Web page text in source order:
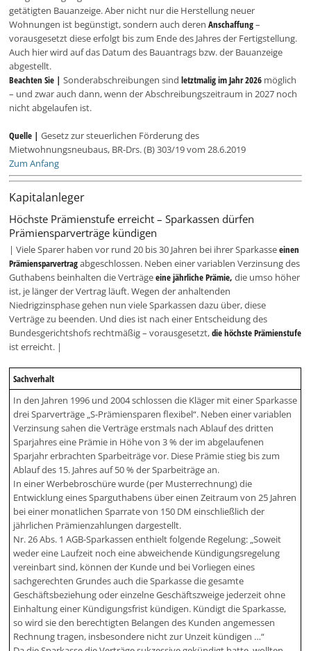
getätigten Bauanzeige. Aber nicht nur die Herstellung neuer
Wohnungen ist begünstigt, sondern auch derenAnschaffung–
vorausgesetzt diese erfolgt bis zum Ende des Jahres der Fertigstellung.
Auch hier wird auf das Datum des Bauantrags bzw. der Bauanzeige
abgestellt.
Beachten Sie |Sonderabschreibungen sindletztmalig im Jahr 2026 möglich
– und zwar auch dann, wenn der Abschreibungszeitraum in 2027 noch
nicht abgelaufen ist.
Quelle | Gesetz zur steuerlichen Förderung des
Mietwohnungsneubaus, BR-Drs. (B) 303/19 vom 28.6.2019
Zum Anfang
Kapitalanleger
Höchste Prämienstufe erreicht – Sparkassen dürfen
Prämiensparverträge kündigen
| Viele Sparer haben vor rund 20 bis 30 Jahren bei ihrer Sparkasseeinen
Prämiensparvertragabgeschlossen. Neben einer variablen Verzinsung des
Guthabens beinhalten die Verträgeeine jährliche Prämie, die umso höher
ist, je länger der Vertrag läuft. Wegen der anhaltenden
Niedrigzinsphase gehen nun viele Sparkassen dazu über, diese
Verträge zu beenden. Und dies ist nach einer Entscheidung des
Bundesgerichtshofs rechtmäßig – vorausgesetzt,die höchste Prämienstufe
ist erreicht. |
Sachverhalt
In den Jahren 1996 und 2004 schlossen die Kläger mit einer Sparkasse
drei Sparverträge „S-Prämiensparen flexibel“. Neben einer variablen
Verzinsung sahen die Verträge erstmals nach Ablauf des dritten
Sparjahres eine Prämie in Höhe von 3 % der im abgelaufenen
Sparjahr erbrachten Sparbeiträge vor. Diese Prämie stieg bis zum
Ablauf des 15. Jahres auf 50 % der Sparbeiträge an.
In einer Werbebroschüre wurde (per Musterrechnung) die
Entwicklung eines Sparguthabens über einen Zeitraum von 25 Jahren
bei einer monatlichen Sparrate von 150 DM einschließlich der
jährlichen Prämienzahlungen dargestellt.
Nr. 26 Abs. 1 AGB-Sparkassen enthielt folgende Regelung: „Soweit
weder eine Laufzeit noch eine abweichende Kündigungsregelung
vereinbart sind, können der Kunde und bei Vorliegen eines
sachgerechten Grundes auch die Sparkasse die gesamte
Geschäftsbeziehung oder einzelne Geschäftszweige jederzeit ohne
Einhaltung einer Kündigungsfrist kündigen. Kündigt die Sparkasse,
so wird sie den berechtigten Belangen des Kunden angemessen
Rechnung tragen, insbesondere nicht zur Unzeit kündigen …“